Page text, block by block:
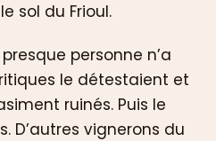
sol du Frioul.
personne n’a
le détestaient et
ruinés. Puis le
D’autres vignerons du